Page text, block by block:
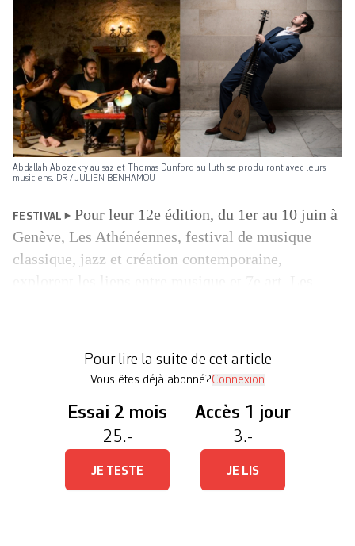
Abdallah Abozekry au saz et Thomas Dunford au luth se produiront avec leurs
musiciens. DR / JULIEN BENHAMOU
FESTIVAL
Pour leur 12e édition, du 1er au 10 juin à
Genève, Les Athénéennes, festival de musique
classique, jazz et création contemporaine,
programmation éclectique, […]
Pour lire la suite de cet article
Vous êtes déjà abonné?Connexion
Essai 2 mois
25.-
JE TESTE
Accès 1 jour
3.-
JE LIS